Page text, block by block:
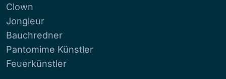
Clown
Jongleur
Bauchredner
Pantomime Künstler
Feuerkünstler